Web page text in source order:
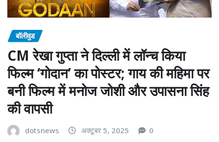
बॉलीवुड
CM रेखा गुप्ता ने दिल्ली में लॉन्च किया
फिल्म ‘गोदान’ का पोस्टर; गाय की महिमा पर
बनी फिल्म में मनोज जोशी और उपासना सिंह
की वापसी
dotsnews अक्टूबर 5, 2025 0